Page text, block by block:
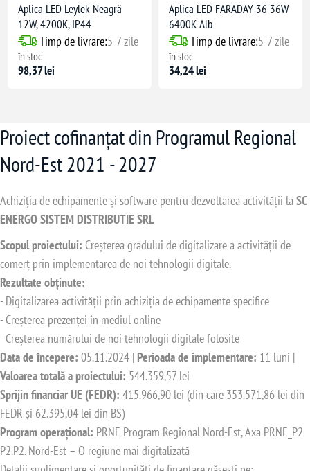
Aplica LED Leylek Neagră
12W, 4200K, IP44
Timp de livrare:5-7 zile
în stoc
98,37 lei
Aplica LED FARADAY-36 36W
6400K Alb
Timp de livrare:5-7 zile
în stoc
34,24 lei
Proiect cofinanțat din Programul Regional
Nord-Est 2021 - 2027
Achiziția de echipamente și software pentru dezvoltarea activității la SC
ENERGO SISTEM DISTRIBUTIE SRL
Scopul proiectului: Creșterea gradului de digitalizare a activității de
comerț prin implementarea de noi tehnologii digitale.
Rezultate obținute:
- Digitalizarea activității prin achiziția de echipamente specifice
- Creșterea prezenței în mediul online
- Creșterea numărului de noi tehnologii digitale folosite
Data de începere: 05.11.2024 | Perioada de implementare: 11 luni |
Valoarea totală a proiectului: 544.359,57 lei
Sprijin financiar UE (FEDR): 415.966,90 lei (din care 353.571,86 lei din
FEDR și 62.395,04 lei din BS)
Program operațional: PRNE Program Regional Nord-Est, Axa PRNE_P2
P2.P2. Nord-Est – O regiune mai digitalizată